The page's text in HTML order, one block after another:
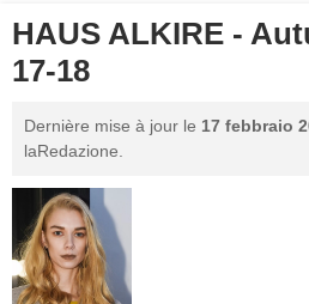
STILE
BIOGRAFIE
DEFINIZIONI
GASTRONOMIA
CAPELLI
HAUS ALKIRE -
17-18
Dernière mise à jour le 17 febbraio
laRedazione.